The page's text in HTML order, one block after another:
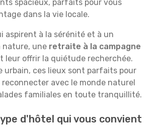
spacieux, parfaits pour vous
dans la vie locale.
aspirent à la sérénité et à un
nature, une retraite à la campagne
leur offrir la quiétude recherchée.
urbain, ces lieux sont parfaits pour
reconnecter avec le monde naturel
familiales en toute tranquillité.
d'hôtel qui vous convient